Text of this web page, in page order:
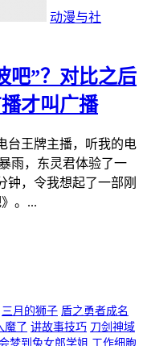
动漫与社
吧”？对比之后
才叫广播
台王牌主播，听我的电
雨，东灵君体验了一
钟，令我想起了一部刚
。...
三月的狮子 盾之勇者成名
魔了 讲故事技巧 刀剑神域
梦到兔女郎学姐 工作细胞